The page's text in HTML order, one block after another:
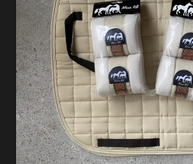
REA!